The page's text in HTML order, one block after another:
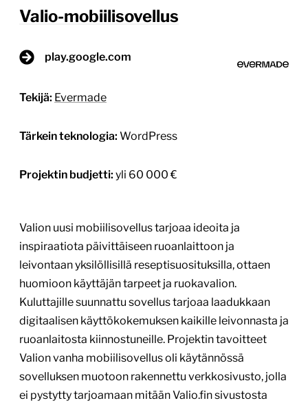
Valio-mobiilisovellus
play.google.com
Tekijä: Evermade
Tärkein teknologia: WordPress
Projektin budjetti: yli 60 000 €
Valion uusi mobiilisovellus tarjoaa ideoita ja
inspiraatiota päivittäiseen ruoanlaittoon ja
leivontaan yksilöllisillä reseptisuosituksilla, ottaen
huomioon käyttäjän tarpeet ja ruokavalion.
Kuluttajille suunnattu sovellus tarjoaa laadukkaan
digitaalisen käyttökokemuksen kaikille leivonnasta ja
ruoanlaitosta kiinnostuneille. Projektin tavoitteet
Valion vanha mobiilisovellus oli käytännössä
sovelluksen muotoon rakennettu verkkosivusto, jolla
ei pystytty tarjoamaan mitään Valio.fin sivustosta